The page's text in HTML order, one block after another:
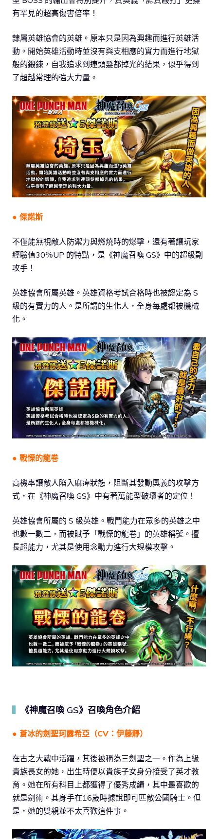
有罕見的超高傷害倍率！
隸屬英雄協會的英雄。原本只是因為興趣而進行英雄活
動。開始英雄活動時並沒有與支相應的實力而進行地獄
般的鍛鍊，自我追求到連頭髮都掉光的結果，似乎得到
了超越常理的強大力量。
● 傑諾斯
不僅能無視敵人防禦力與燃燒時的爆擊，還有著讓玩家
經驗值30％UP 的特點，是《神魔召喚 GS》中的超級副
攻手！
英雄協會所屬英雄。英雄資格考試合格時也被認定為 S
級的有實力的人。是所謂的生化人，全身每處都被機械
化。
● 戰慄的龍卷
高機率讓敵人陷入麻痺狀態，阻斷其發動奧義的攻擊方
式，在《神魔召喚 GS》中有著萬能型破壞者的定位！
英雄協會所屬的 S 級英雄。戰鬥能力在眾多的英雄之中
也數一數二，而被賦予「戰慄的龍卷」的英雄稱號。擅
長超能力，尤其是使用念動力進行大規模攻擊。
《神魔召喚 GS》召喚角色介紹
● 蒼冰的劍聖珂露希亞（CV：伊藤靜）
在古之大戰中活躍，其後被稱為三劍聖之一。作為上級
貴族長女的她，出生時便以貴族子女身分接受了英才教
育。她在所有科目上都獲得了優秀成績，其中最喜歡的
就是劍術。其身手在16歲時據說即可匹敵公國騎士。但
是，她的雙親並不太喜歡這件事。